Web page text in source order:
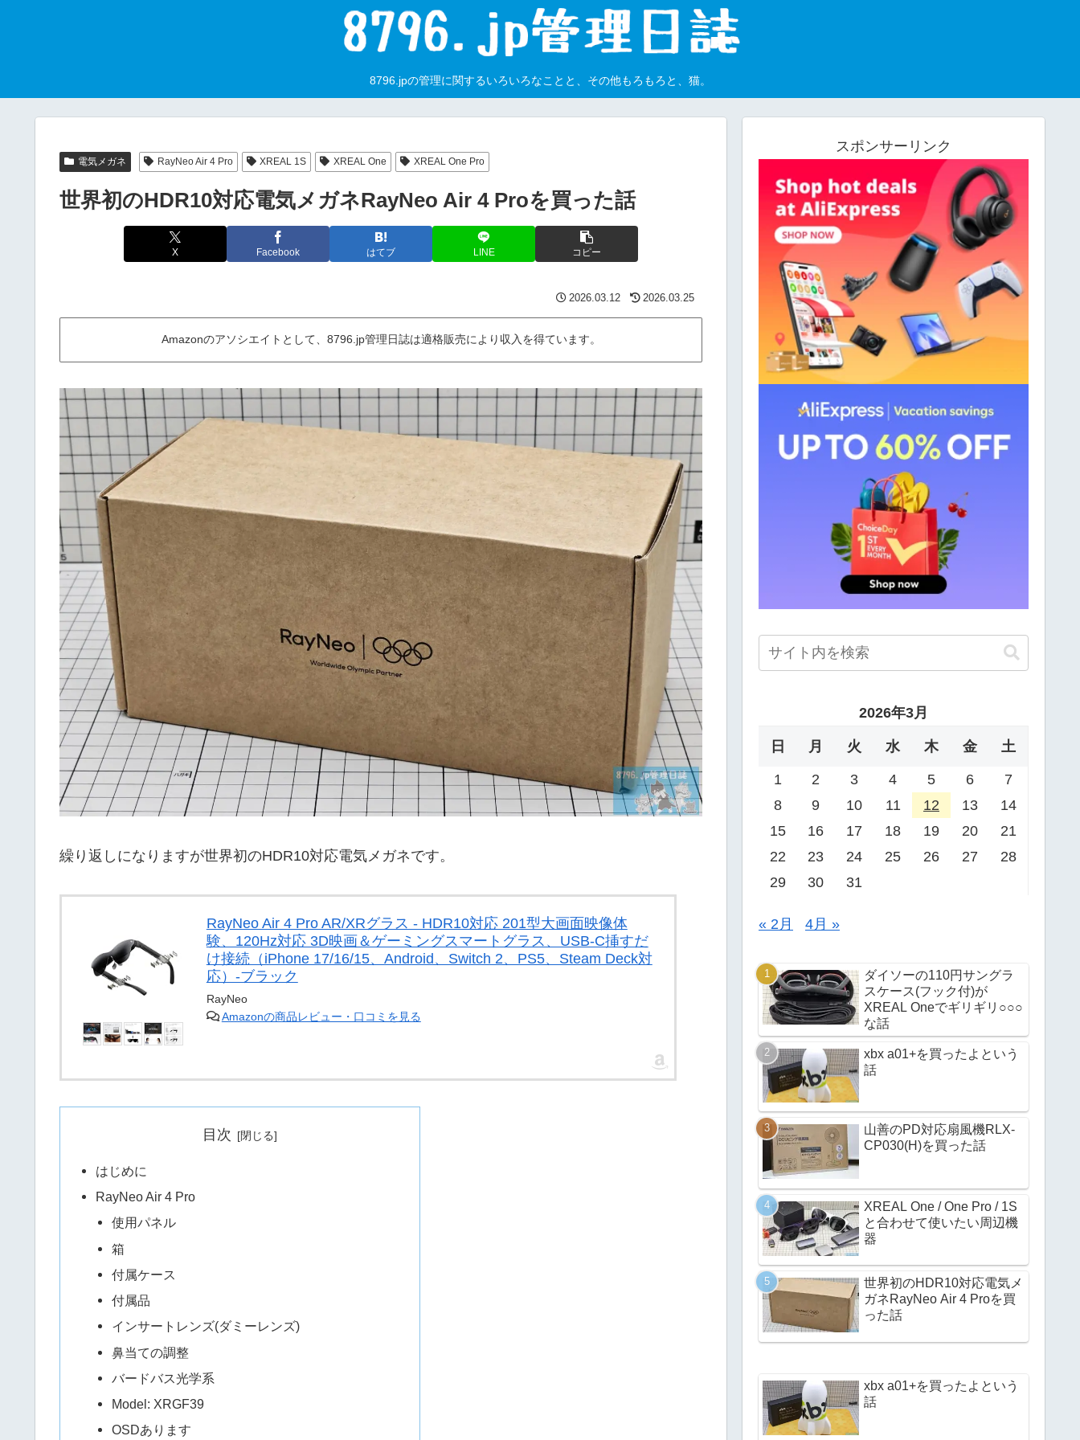
8796.jpの管理に関するいろいろなことと、その他もろもろと、猫。
電気メガネ RayNeo Air 4 Pro XREAL 1S XREAL One XREAL One Pro
世界初のHDR10対応電気メガネRayNeo Air 4 Proを買った話
X Facebook はてブ LINE コピー
2026.03.12 2026.03.25
Amazonのアソシエイトとして、8796.jp管理日誌は適格販売により収入を得ています。
繰り返しになりますが世界初のHDR10対応電気メガネです。
RayNeo Air 4 Pro AR/XRグラス - HDR10対応 201型大画面映像体
験、120Hz対応 3D映画＆ゲーミングスマートグラス、USB-C挿すだ
け接続（iPhone 17/16/15、Android、Switch 2、PS5、Steam Deck対
応）-ブラック
RayNeo
Amazonの商品レビュー・口コミを見る
目次
はじめに
RayNeo Air 4 Pro
使用パネル
箱
付属ケース
付属品
インサートレンズ(ダミーレンズ)
鼻当ての調整
バードバス光学系
Model: XRGF39
OSDあります
スポンサーリンク
2026年3月
日 月 火 水 木 金 土
1 2 3 4 5 6
7
8
9 10 11 12 13
14
15
16 17 18 19 20
21
22
23 24 25 26 27
28
29
30 31
« 2月 4月 »
ダイソーの110円サングラ
スケース(フック付)が
XREAL Oneでギリギリ○○○
な話
xbx a01+を買ったよという
話
山善のPD対応扇風機RLX-
CP030(H)を買った話
XREAL One / One Pro / 1S
と合わせて使いたい周辺機
器
世界初のHDR10対応電気メ
ガネRayNeo Air 4 Proを買
った話
xbx a01+を買ったよという
話